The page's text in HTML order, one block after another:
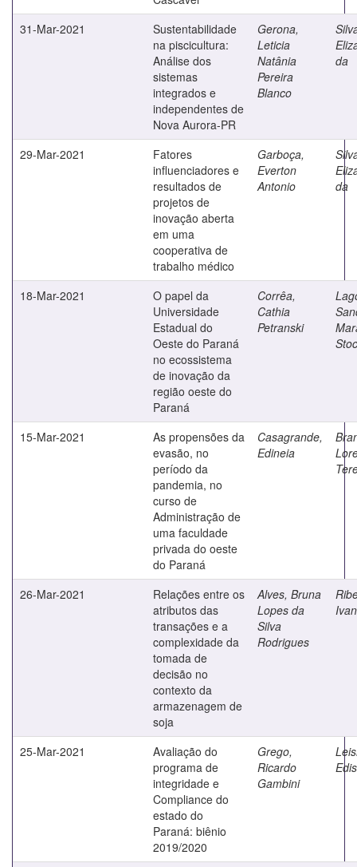
31-Mar-2021
Sustentabilidade
na piscicultura:
Análise dos
sistemas
integrados e
independentes de
Nova Aurora-PR
Gerona,
Leticia
Natânia
Pereira
Blanco
da
29-Mar-2021
Fatores
influenciadores e
resultados de
projetos de
inovação aberta
em uma
cooperativa de
trabalho médico
Garboça,
Everton
Antonio
da
18-Mar-2021
O papel da
Universidade
Estadual do
Oeste do Paraná
no ecossistema
de inovação da
região oeste do
Paraná
Corrêa,
Cathia
Petranski
15-Mar-2021
As propensões da
evasão, no
período da
pandemia, no
curso de
Administração de
uma faculdade
privada do oeste
do Paraná
Casagrande,
Edineia
26-Mar-2021
Relações entre os
atributos das
transações e a
complexidade da
tomada de
decisão no
contexto da
armazenagem de
soja
Alves, Bruna
Lopes da
Silva
Rodrigues
25-Mar-2021
Avaliação do
programa de
integridade e
Compliance do
estado do
Paraná: biênio
2019/2020
Grego,
Ricardo
Gambini